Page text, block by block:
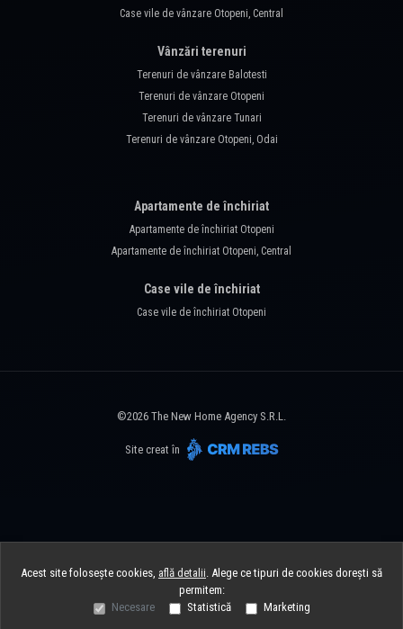
Case vile de vânzare Otopeni, Central
Vânzări terenuri
Terenuri de vânzare Balotesti
Terenuri de vânzare Otopeni
Terenuri de vânzare Tunari
Terenuri de vânzare Otopeni, Odai
Apartamente de închiriat
Apartamente de închiriat Otopeni
Apartamente de închiriat Otopeni, Central
Case vile de închiriat
Case vile de închiriat Otopeni
©2026 The New Home Agency S.R.L.
Site creat în
Acest site folosește cookies, află detalii. Alege ce tipuri de cookies dorești să
permitem:
Necesare
Statistică Marketing